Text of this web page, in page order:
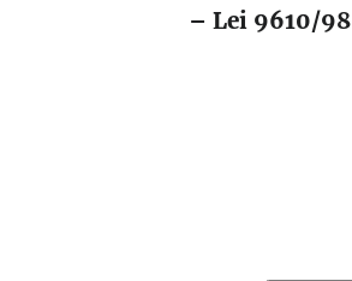
– Lei 9610/98